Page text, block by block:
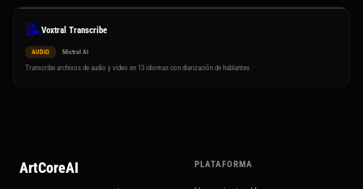
📝Voxtral Transcribe
AUDIO Mistral AI
Transcribe archivos de audio y video en 13 idiomas con diarización de hablantes
ArtCoreAI PLATAFORMA